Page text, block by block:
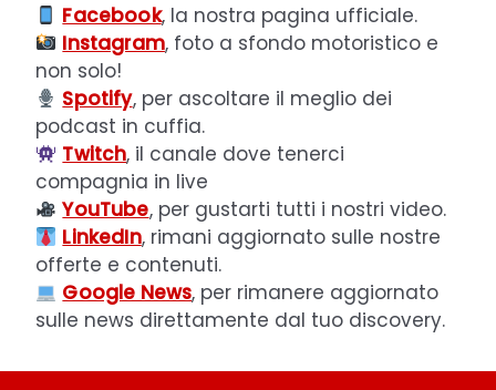
Facebook, la nostra pagina ufficiale.
Instagram, foto a sfondo motoristico e
non solo!
Spotify, per ascoltare il meglio dei
podcast in cuffia.
Twitch, il canale dove tenerci
compagnia in live
YouTube, per gustarti tutti i nostri video.
LinkedIn, rimani aggiornato sulle nostre
offerte e contenuti.
Google News, per rimanere aggiornato
sulle news direttamente dal tuo discovery.